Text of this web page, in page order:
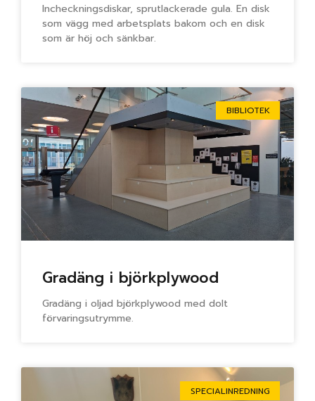
Incheckningsdiskar, sprutlackerade gula. En disk
som vägg med arbetsplats bakom och en disk
som är höj och sänkbar.
BIBLIOTEK
Gradäng i björkplywood
Gradäng i oljad björkplywood med dolt
förvaringsutrymme.
SPECIALINREDNING